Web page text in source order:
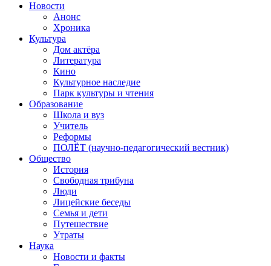
Новости
Анонс
Хроника
Культура
Дом актёра
Литература
Кино
Культурное наследие
Парк культуры и чтения
Образование
Школа и вуз
Учитель
Реформы
ПОЛЁТ (научно-педагогический вестник)
Общество
История
Свободная трибуна
Люди
Лицейские беседы
Семья и дети
Путешествие
Утраты
Наука
Новости и факты